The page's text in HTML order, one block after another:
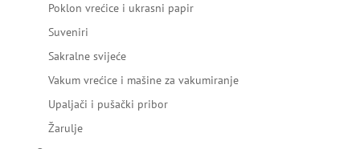
Poklon vrećice i ukrasni papir
Suveniri
Sakralne svijeće
Vakum vrećice i mašine za vakumiranje
Upaljači i pušački pribor
Žarulje